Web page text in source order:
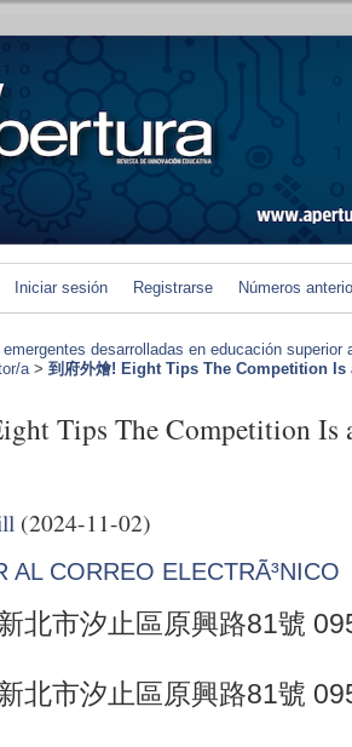
Iniciar sesión Registrarse Números
emergentes desarrolladas en educación
a> 到府外燴! Eight Tips The Competition Is
Tips The Competition Is
(2024-11-02)
AL CORREO ELECTRÃ³NICO
北市汐止區原興路81號
北市汐止區原興路81號